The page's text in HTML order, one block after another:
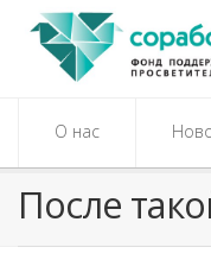
О нас
После